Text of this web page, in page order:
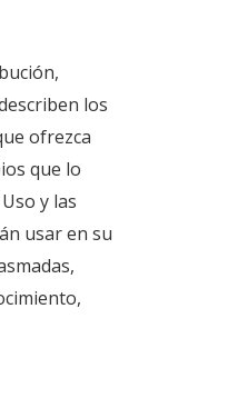
los
ofrezca
que lo
y las
usar en su